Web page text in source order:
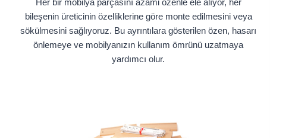
bileşenin üreticinin özelliklerine göre monte edilmesini veya
sökülmesini sağlıyoruz. Bu ayrıntılara gösterilen özen, hasarı
önlemeye ve mobilyanızın kullanım ömrünü uzatmaya
yardımcı olur.